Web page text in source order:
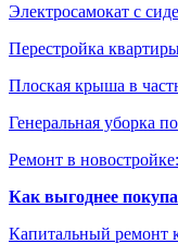
Электросамокат с
Перестройка
Плоская крыша в
Генеральная уборка
Ремонт в
Как выгоднее
Капитальный ремонт